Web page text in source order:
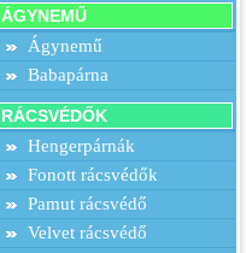
ÁGYNEMŰ
Ágynemű
Babapárna
RÁCSVÉDŐK
Hengerpárnák
Fonott rácsvédők
Pamut rácsvédő
Velvet rácsvédő